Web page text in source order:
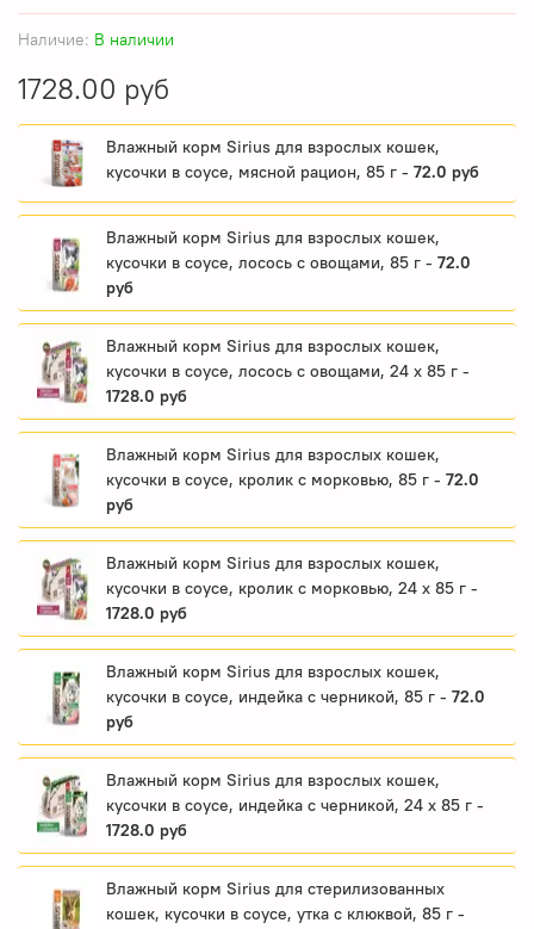
Наличие: В наличии
1728.00 руб
Влажный корм Sirius для взрослых кошек,
кусочки в соусе, мясной рацион, 85 г - 72.0 руб
Влажный корм Sirius для взрослых кошек,
кусочки в соусе, лосось с овощами, 85 г - 72.0
руб
Влажный корм Sirius для взрослых кошек,
кусочки в соусе, лосось с овощами, 24 x 85 г -
1728.0 руб
Влажный корм Sirius для взрослых кошек,
кусочки в соусе, кролик с морковью, 85 г - 72.0
руб
Влажный корм Sirius для взрослых кошек,
кусочки в соусе, кролик с морковью, 24 x 85 г -
1728.0 руб
Влажный корм Sirius для взрослых кошек,
кусочки в соусе, индейка с черникой, 85 г - 72.0
руб
Влажный корм Sirius для взрослых кошек,
кусочки в соусе, индейка с черникой, 24 x 85 г -
1728.0 руб
Влажный корм Sirius для стерилизованных
кошек, кусочки в соусе, утка с клюквой, 85 г -